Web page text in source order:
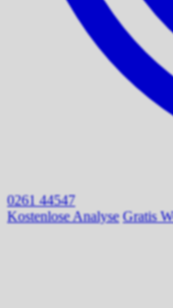
0261 44547
Kostenlose Analyse Gratis